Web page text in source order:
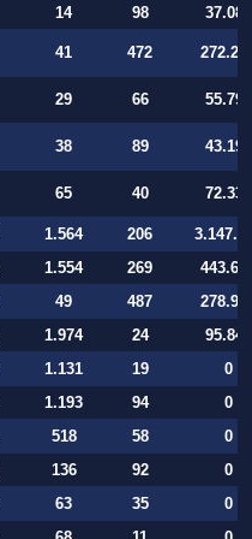
14 98
37.084
41 472
29 66
55.794
38 89
43.197
65 40 72.332
1.564 206
1.554 269
49 487
1.974 24
95.847
1.131 19
0
1.193 94
0
518 58
0
136 92
0
63 35
0